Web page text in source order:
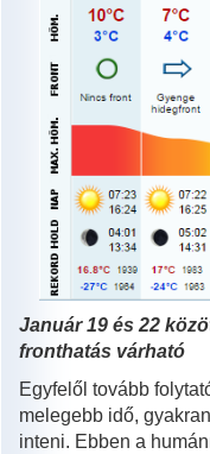
Január 19 és 22
fronthatás várható
Egyfelől tovább
melegebb idő,
inteni. Ebben a